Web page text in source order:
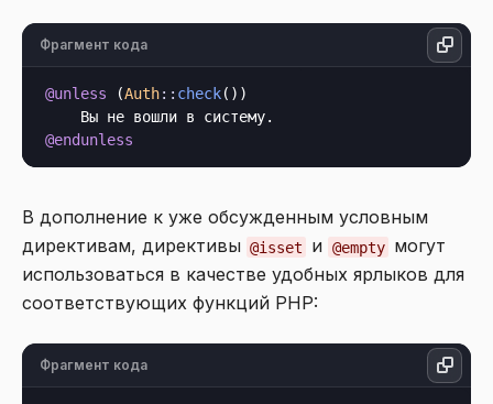
Фрагмент кода
@unless (Auth:: check())
@endunless
В дополнение к уже обсужденным условным
директивам, директивы @isset и @empty могут
использоваться в качестве удобных ярлыков для
соответствующих функций PHP:
Фрагмент кода